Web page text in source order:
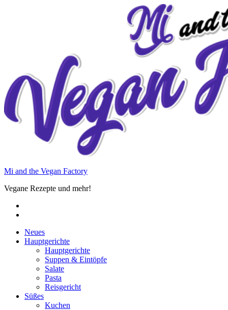
Mi and the Vegan Factory
Vegane Rezepte und mehr!
Neues
Hauptgerichte
Hauptgerichte
Suppen & Eintöpfe
Salate
Pasta
Reisgericht
Süßes
Kuchen